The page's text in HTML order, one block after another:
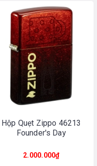
Hộp Quẹt Zippo 46213
Founder's Day
2.000.000₫